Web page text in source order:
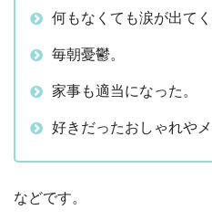
何もなくても涙が出てく
毎朝憂鬱。
家事も適当になった。
好きだったおしゃれや
などです。